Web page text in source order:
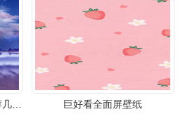
巨好看全面屏壁纸